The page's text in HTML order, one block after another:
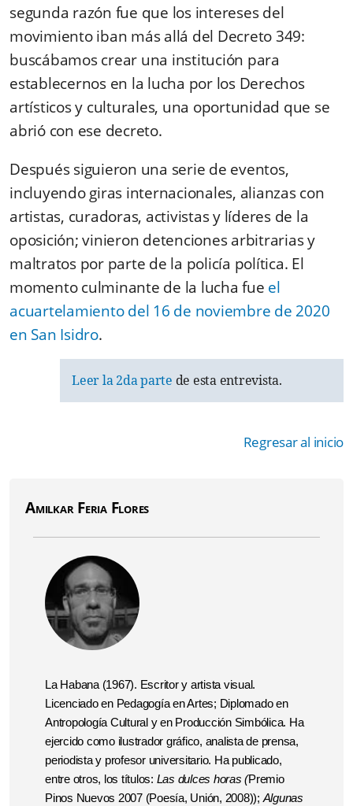
segunda razón fue que los intereses del
movimiento iban más allá del Decreto 349:
buscábamos crear una institución para
establecernos en la lucha por los Derechos
artísticos y culturales, una oportunidad que se
abrió con ese decreto.
Después siguieron una serie de eventos,
incluyendo giras internacionales, alianzas con
artistas, curadoras, activistas y líderes de la
oposición; vinieron detenciones arbitrarias y
maltratos por parte de la policía política. El
momento culminante de la lucha fue el
acuartelamiento del 16 de noviembre de 2020
en San Isidro.
Leer la 2da parte de esta entrevista.
Regresar al inicio
Amilkar Feria Flores
La Habana (1967). Escritor y artista visual.
Licenciado en Pedagogía en Artes; Diplomado en
Antropología Cultural y en Producción Simbólica. Ha
ejercido como ilustrador gráfico, analista de prensa,
periodista y profesor universitario. Ha publicado,
entre otros, los títulos: Las dulces horas (Premio
Pinos Nuevos 2007 (Poesía, Unión, 2008)); Algunas